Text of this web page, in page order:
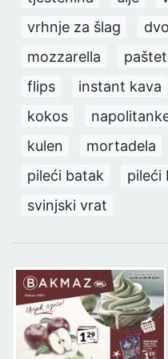
vrhnje za šlag
mozzarella
flips
instant kava
kokos
kulen
mortadela
pileći batak
pileći
svinjski vrat